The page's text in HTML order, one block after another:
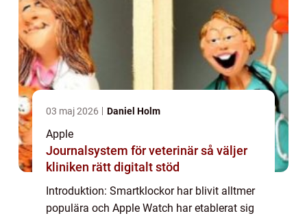
03 maj 2026 Daniel Holm
Apple
Journalsystem för veterinär så väljer
kliniken rätt digitalt stöd
Introduktion: Smartklockor har blivit alltmer
populära och Apple Watch har etablerat sig